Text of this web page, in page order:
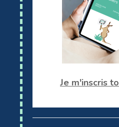
Je m'inscris